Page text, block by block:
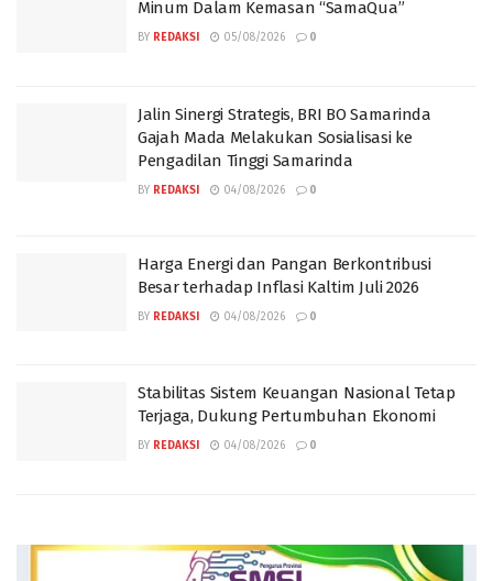
Minum Dalam Kemasan “SamaQua”
BY REDAKSI 05/08/2026 0
Jalin Sinergi Strategis, BRI BO Samarinda
Gajah Mada Melakukan Sosialisasi ke
Pengadilan Tinggi Samarinda
BY REDAKSI 04/08/2026 0
Harga Energi dan Pangan Berkontribusi
Besar terhadap Inflasi Kaltim Juli 2026
BY REDAKSI 04/08/2026 0
Stabilitas Sistem Keuangan Nasional Tetap
Terjaga, Dukung Pertumbuhan Ekonomi
BY REDAKSI 04/08/2026 0